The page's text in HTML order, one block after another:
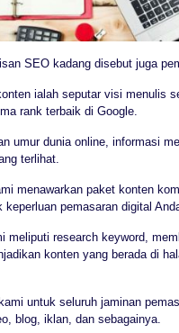
SEO kadang disebut juga
ialah seputar visi menulis
rank terbaik di Google.
umur dunia online, informasi
terlihat.
menawarkan paket konten
keperluan pemasaran digital
meliputi research keyword,
konten yang berada di
untuk seluruh jaminan
blog, iklan, dan sebagainya.